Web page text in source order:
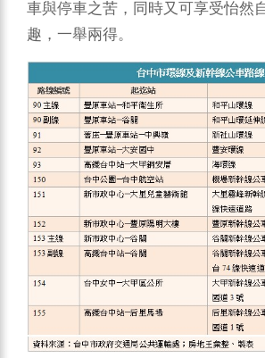
車與停車之苦，同時又可享受怡然
趣，一舉兩得。